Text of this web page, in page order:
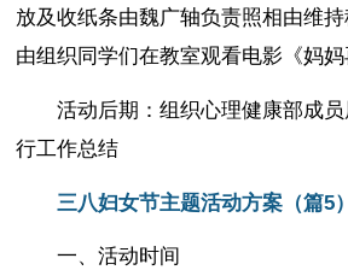
放及收纸条由魏广轴负责照相由维
由组织同学们在教室观看电影《妈妈
活动后期：组织心理健康部成
行工作总结
三八妇女节主题活动方案（篇5）
一、活动时间